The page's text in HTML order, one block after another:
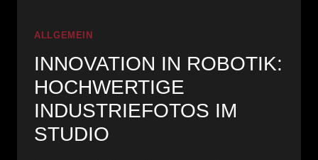
ALLGEMEIN
INNOVATION IN ROBOTIK:
HOCHWERTIGE
INDUSTRIEFOTOS IM
STUDIO